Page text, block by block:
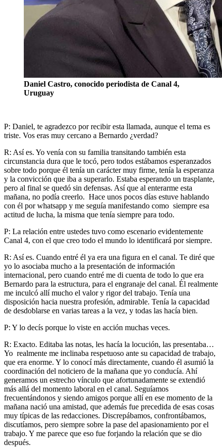
Daniel Castro, conocido periodista de Canal 4,
Uruguay
P: Daniel, te agradezco por recibir esta llamada, aunque el tema es
triste. Vos eras muy cercano a Bernardo ¿verdad?
R: Así es. Yo venía con su familia transitando también esta
circunstancia dura que le tocó, pero todos estábamos esperanzados
sobre todo porque él tenía un carácter muy firme, tenía la esperanza
y la convicción que iba a superarlo. Estaba esperando un trasplante,
pero al final se quedó sin defensas. Así que al enterarme esta
mañana, no podía creerlo. Hace unos pocos días estuve hablando
con él por whatsapp y me seguía manifestando como siempre esa
actitud de lucha, la misma que tenía siempre para todo.
P: La relación entre ustedes tuvo como escenario evidentemente
Canal 4, con el que creo todo el mundo lo identificará por siempre.
R: Así es. Cuando entré él ya era una figura en el canal. Te diré que
yo lo asociaba mucho a la presentación de información
internacional, pero cuando entré me di cuenta de todo lo que era
Bernardo para la estructura, para el engranaje del canal. Él realmente
me inculcó allí mucho el valor y rigor del trabajo. Tenía una
disposición hacia nuestra profesión, admirable. Tenía la capacidad
de desdoblarse en varias tareas a la vez, y todas las hacía bien.
P: Y lo decís porque lo viste en acción muchas veces.
R: Exacto. Editaba las notas, les hacía la locución, las presentaba…
Yo realmente me inclinaba respetuoso ante su capacidad de trabajo,
que era enorme. Y lo conocí más directamente, cuando él asumió la
coordinación del noticiero de la mañana que yo conducía. Ahí
generamos un estrecho vínculo que afortunadamente se extendió
más allá del momento laboral en el canal. Seguíamos
frecuentándonos y siendo amigos porque allí en ese momento de la
mañana nació una amistad, que además fue precedida de esas cosas
muy típicas de las redacciones. Discrepábamos, confrontábamos,
discutíamos, pero siempre sobre la pase del apasionamiento por el
trabajo. Y me parece que eso fue forjando la relación que se dio
después.